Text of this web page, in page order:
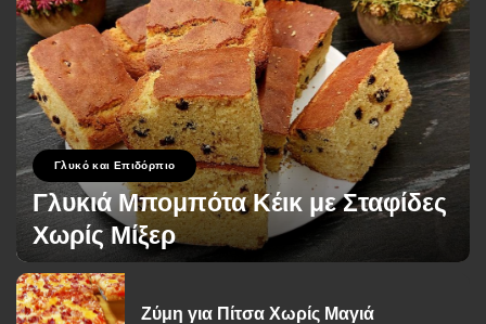
Γλυκό και Επιδόρπιο
Γλυκιά Μπομπότα Κέικ με Σταφίδες
Χωρίς Μίξερ
Posted
by
George Zolis 1 Ιουνίου 2026
Ζύμη για Πίτσα Χωρίς Μαγιά